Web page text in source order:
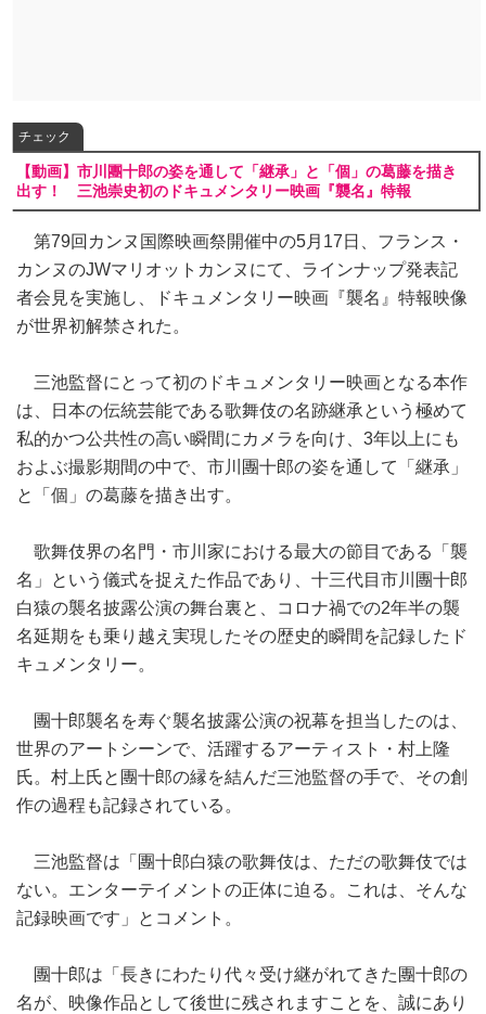
チェック
【動画】市川團十郎の姿を通して「継承」と「個」の葛藤を描き
出す！ 三池崇史初のドキュメンタリー映画『襲名』特報
第79回カンヌ国際映画祭開催中の5月17日、フランス・
カンヌのJWマリオットカンヌにて、ラインナップ発表記
者会見を実施し、ドキュメンタリー映画『襲名』特報映像
が世界初解禁された。
三池監督にとって初のドキュメンタリー映画となる本作
は、日本の伝統芸能である歌舞伎の名跡継承という極めて
私的かつ公共性の高い瞬間にカメラを向け、3年以上にも
およぶ撮影期間の中で、市川團十郎の姿を通して「継承」
と「個」の葛藤を描き出す。
歌舞伎界の名門・市川家における最大の節目である「襲
名」という儀式を捉えた作品であり、十三代目市川團十郎
白猿の襲名披露公演の舞台裏と、コロナ禍での2年半の襲
名延期をも乗り越え実現したその歴史的瞬間を記録したド
キュメンタリー。
團十郎襲名を寿ぐ襲名披露公演の祝幕を担当したのは、
世界のアートシーンで、活躍するアーティスト・村上隆
氏。村上氏と團十郎の縁を結んだ三池監督の手で、その創
作の過程も記録されている。
三池監督は「團十郎白猿の歌舞伎は、ただの歌舞伎では
ない。エンターテイメントの正体に迫る。これは、そんな
記録映画です」とコメント。
團十郎は「長きにわたり代々受け継がれてきた團十郎の
名が、映像作品として後世に残されますことを、誠にあり